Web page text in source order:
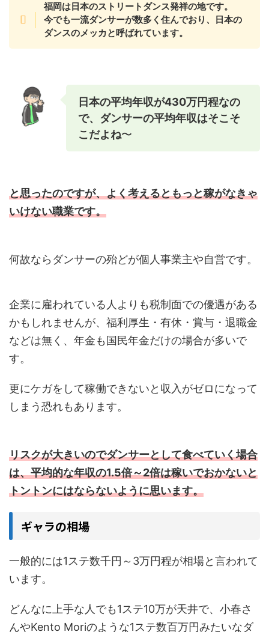
福岡は日本のストリートダンス発祥の地です。
今でも一流ダンサーが数多く住んでおり、日本の
ダンスのメッカと呼ばれています。
日本の平均年収が430万円程なの
で、ダンサーの平均年収はそこそ
こだよね〜
と思ったのですが、よく考えるともっと稼がなきゃ
いけない職業です。
何故ならダンサーの殆どが個人事業主や自営です。
企業に雇われている人よりも税制面での優遇がある
かもしれませんが、福利厚生・有休・賞与・退職金
などは無く、年金も国民年金だけの場合が多いで
す。
更にケガをして稼働できないと収入がゼロになって
しまう恐れもあります。
リスクが大きいのでダンサーとして食べていく場合
は、平均的な年収の1.5倍～2倍は稼いでおかないと
トントンにはならないように思います。
ギャラの相場
一般的には1ステ数千円～3万円程が相場と言われて
います。
どんなに上手な人でも1ステ10万が天井で、小春さ
んやKento Moriのような1ステ数百万円みたいなダ